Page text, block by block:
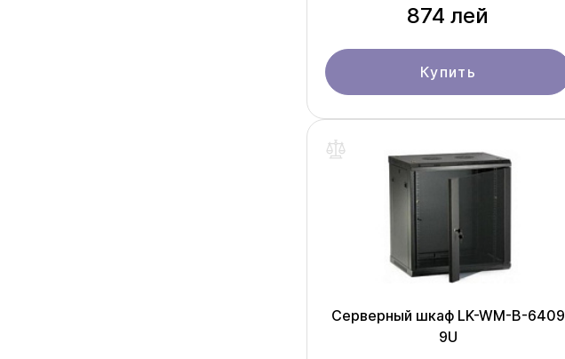
874 лей
Купить
Серверный шкаф LK-WM-B-6409
9U